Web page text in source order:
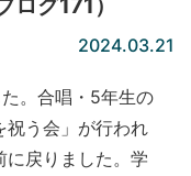
グ171）
2024.03.21
。合唱・5年生の
祝う会」が行われ
に戻りました。学